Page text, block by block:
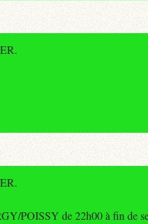
POISSY de 22h00 à fin de